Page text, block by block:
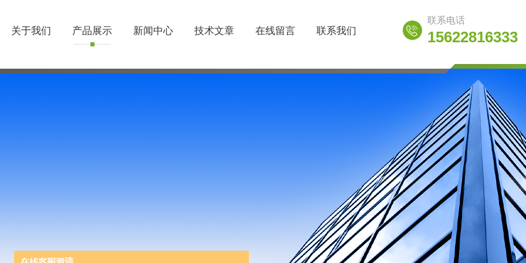
关于我们 产品展示 新闻中心 技术文章 在线留言 联系我们
联系电话
15622816333